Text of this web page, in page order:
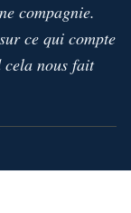
compagnie.
ce qui compte
nous fait